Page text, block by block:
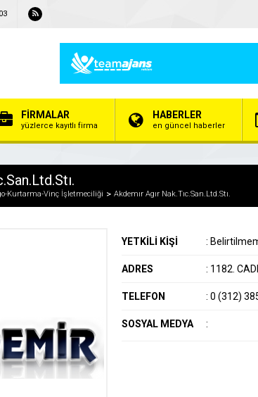
FİRMALAR
yüzlerce kayıtlı firma
HABERLER
en güncel haberler
Kurtarma-Vinç İşletmeciliği Akdemır Agır Nak.Tıc.San.Ltd.Stı.
YETKİLİ KİŞİ :
ADRES : 1182.
TELEFON : 0 (312)
SOSYAL MEDYA :